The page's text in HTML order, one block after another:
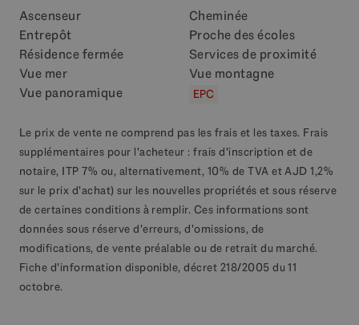
Ascenseur
Cheminée
Entrepôt
Proche des écoles
Résidence fermée
Services de proximité
Vue mer
Vue montagne
Vue panoramique
EPC
Le prix de vente ne comprend pas les frais et les taxes. Frais
supplémentaires pour l'acheteur : frais d'inscription et de
notaire, ITP 7% ou, alternativement, 10% de TVA et AJD 1,2%
sur le prix d'achat) sur les nouvelles propriétés et sous réserve
de certaines conditions à remplir. Ces informations sont
données sous réserve d'erreurs, d'omissions, de
modifications, de vente préalable ou de retrait du marché.
Fiche d'information disponible, décret 218/2005 du 11
octobre.